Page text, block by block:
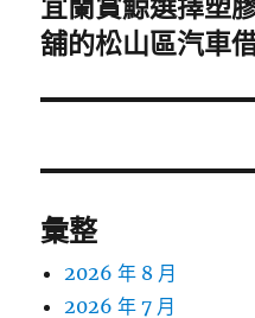
下
一
文
宜蘭賞鯨選擇塑
舖的松山區汽車
彙整
2026 年 8 月
2026 年 7 月